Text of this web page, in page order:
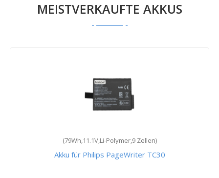
MEISTVERKAUFTE AKKUS
(79Wh,11.1V,Li-Polymer,9 Zellen)
Akku für Philips PageWriter TC30